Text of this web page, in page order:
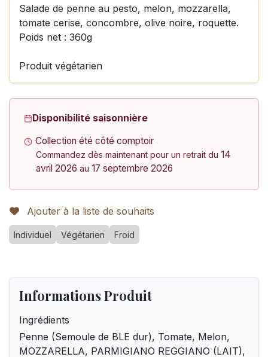
Salade de penne au pesto, melon, mozzarella,
tomate cerise, concombre, olive noire, roquette.
Poids net : 360g
Produit végétarien
Disponibilité saisonnière
Collection été côté comptoir
Commandez dès maintenant pour un retrait du 14
avril 2026 au 17 septembre 2026
Ajouter à la liste de souhaits
Individuel Végétarien Froid
Informations Produit
Ingrédients
Penne (Semoule de BLE dur), Tomate, Melon,
MOZZARELLA, PARMIGIANO REGGIANO (LAIT),